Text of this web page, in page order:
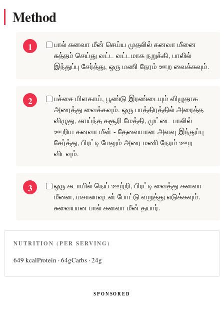
Method
பால் கனவா மீன் செய்ய முதலில் கனவா மீனை
சுத்தம் செய்து வட்ட வட்டமாக நறுக்கி, பாலில்
இந்துப்பு சேர்த்து, ஒரு மணி நேரம் ஊற வைக்கவும்.
பச்சை மிளகாய், பூண்டு இரண்டையும் விழுதாக
அரைத்து வைக்கவும். ஒரு பாத்திரத்தில் அரைத்த
விழுது, காய்ந்த கசூரி மேத்தி, முட்டை பாலில்
ஊறிய கனவா மீன் - தேவையான அளவு இந்துப்பு
சேர்த்து, பிரட்டி மேலும் அரை மணி நேரம் ஊற
விடவும்.
ஒரு கடாயில் நெய் ஊற்றி, பிரட்டி வைத்து கனவா
மீனை, மசாலாவுடன் போட்டு வறுத்து எடுக்கவும்.
சுவையான பால் கனவா மீன் தயார்.
NUTRITION (PER SERVING)
649 kcalProtein ·64gCarbs ·24g